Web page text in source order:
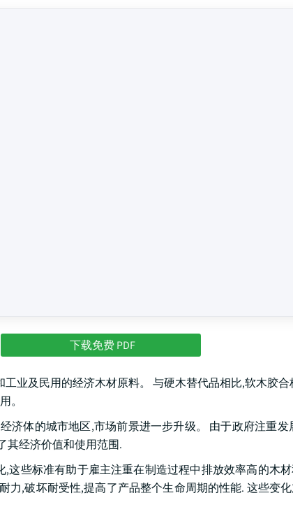
下载免费 PDF
业及民用的经济木材原料。 与硬木替代品相比,软木胶合
。
济体的城市地区,市场前景进一步升级。 由于政府注重发
其经济价值和使用范围.
些标准有助于雇主注重在制造过程中排放效率高的木
力,破坏耐受性,提高了产品整个生命周期的性能. 这些变